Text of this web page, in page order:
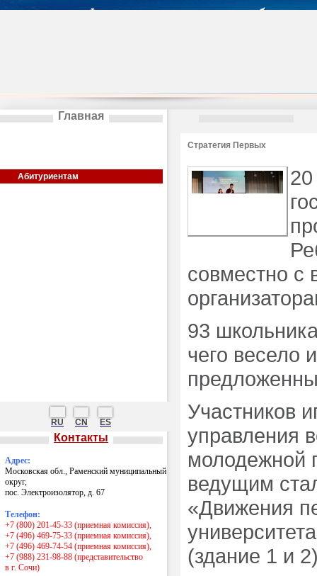
Главная
Абитуриентам
RU CN ES
Контакты
Адрес:
Московская обл., Раменский муниципальный
округ,
пос. Электроизолятор, д. 67
Телефон:
+7 (800) 201-45-33 (приемная комиссия),
+7 (496) 469-75-33 (приемная комиссия),
+7 (496) 469-74-54 (приемная комиссия),
+7 (988) 231-98-88 (представительство
в г. Сочи)
Стратегия Первых
совместно
93
чего весело
Участников
управления
молодежной
ведущим
«Движения
(здание 1 и